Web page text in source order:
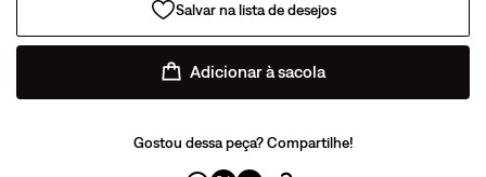
Adicionar à sacola
Gostou dessa peça? Compartilhe!